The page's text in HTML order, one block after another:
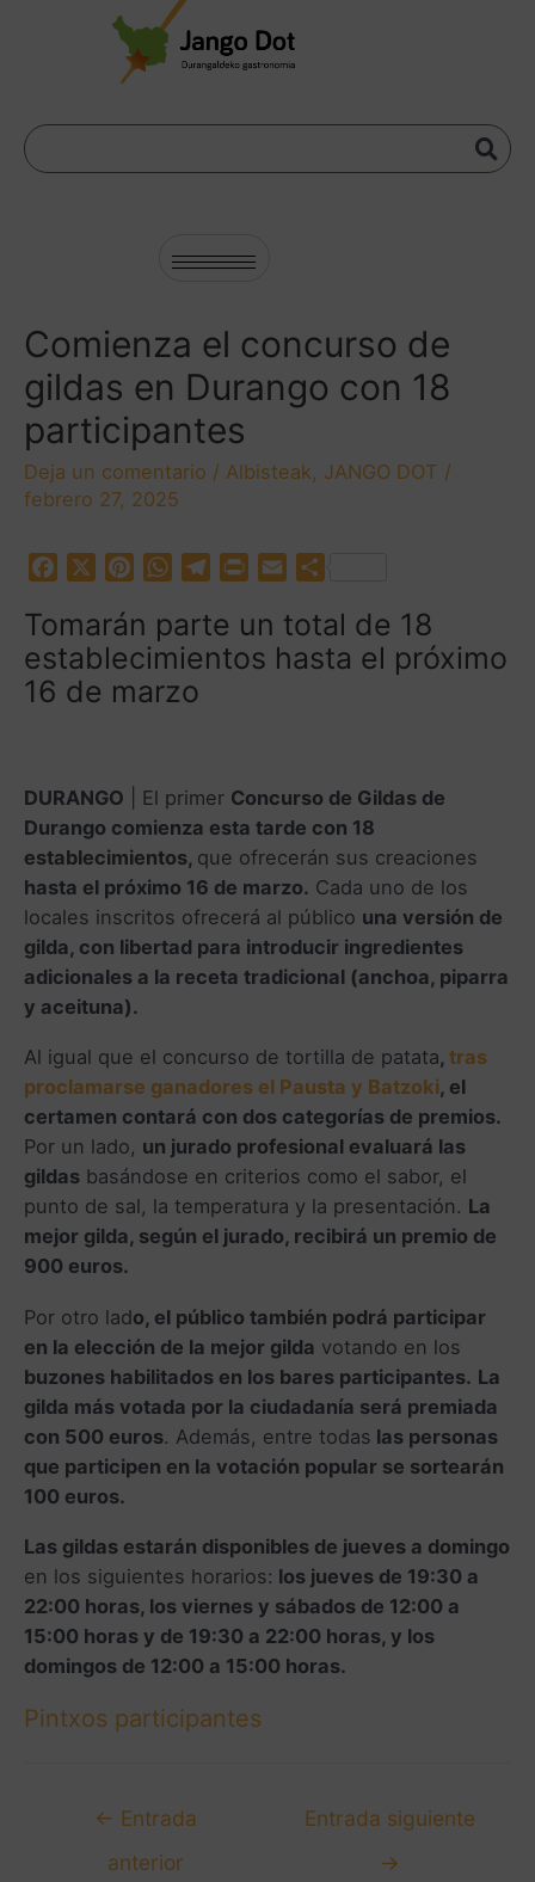
Comienza el concurso de
gildas en Durango con 18
participantes
Deja un comentario / Albisteak, JANGO DOT /
febrero 27, 2025
c
e
n
t
e
W
a
t
s
l
e
i
n
a
i
m
p
r
Tomarán parte un total de 18
establecimientos hasta el próximo
16 de marzo
DURANGO | El primer Concurso de Gildas de
Durango comienza esta tarde con 18
establecimientos, que ofrecerán sus creaciones
hasta el próximo 16 de marzo. Cada uno de los
locales inscritos ofrecerá al público una versión de
gilda, con libertad para introducir ingredientes
adicionales a la receta tradicional (anchoa, piparra
y aceituna).
Al igual que el concurso de tortilla de patata, tras
proclamarse ganadores el Pausta y Batzoki, el
certamen contará con dos categorías de premios.
Por un lado, un jurado profesional evaluará las
gildas basándose en criterios como el sabor, el
punto de sal, la temperatura y la presentación. La
mejor gilda, según el jurado, recibirá un premio de
900 euros.
Por otro lado, el público también podrá participar
en la elección de la mejor gilda votando en los
buzones habilitados en los bares participantes. La
gilda más votada por la ciudadanía será premiada
con 500 euros. Además, entre todas las personas
que participen en la votación popular se sortearán
100 euros.
Las gildas estarán disponibles de jueves a domingo
en los siguientes horarios: los jueves de 19:30 a
22:00 horas, los viernes y sábados de 12:00 a
15:00 horas y de 19:30 a 22:00 horas, y los
domingos de 12:00 a 15:00 horas.
Pintxos participantes
← Entrada
anterior
Entrada siguiente
→